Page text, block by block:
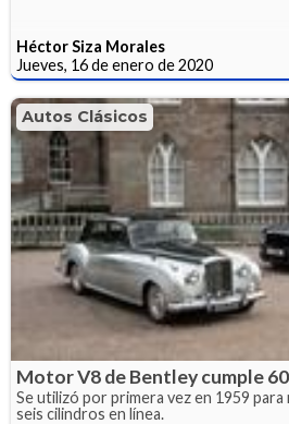
Héctor Siza Morales
Jueves, 16 de enero de 2020
Autos Clásicos
Motor V8 de Bentley cumple
Se utilizó por primera vez en 1959
seis cilindros en línea.